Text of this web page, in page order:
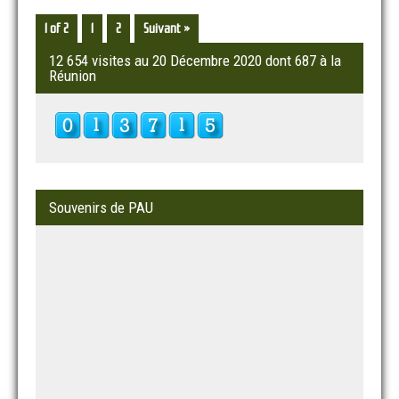
1 of 2 1 2 Suivant »
12 654 visites au 20 Décembre 2020 dont 687 à la
Réunion
Souvenirs de PAU